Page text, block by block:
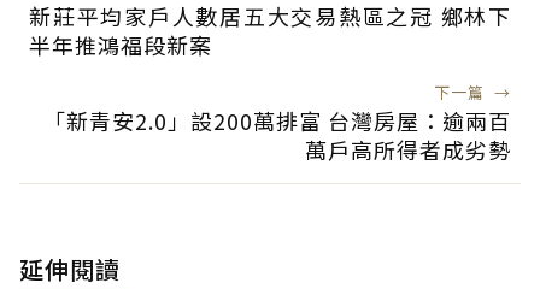
新莊平均家戶人數居五大交易熱區之冠 鄉林下
半年推鴻福段新案
下一篇 →
「新青安2.0」設200萬排富 台灣房屋：逾兩百
萬戶高所得者成劣勢
延伸閱讀